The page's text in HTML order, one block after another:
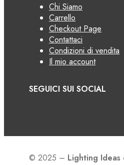
Chi Siamo
Carrello
Checkout Page
Contattaci
Condizioni di vendita
Il mio account
SEGUICI SUI SOCIAL
© 2025 – Lighting